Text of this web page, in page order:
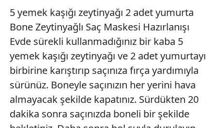
5 yemek kaşığı zeytinyağı 2 adet yumurta
Bone Zeytinyağlı Saç Maskesi Hazırlanışı
Evde sürekli kullanmadığınız bir kaba 5
yemek kaşığı zeytinyağı ve 2 adet yumurtayı
birbirine karıştırıp saçınıza fırça yardımıyla
sürünüz. Boneyle saçınızın her yerini hava
almayacak şekilde kapatınız. Sürdükten 20
dakika sonra saçınızda boneli bir şekilde